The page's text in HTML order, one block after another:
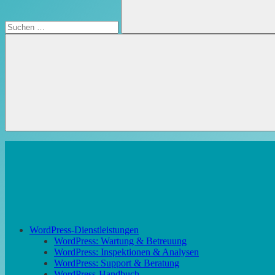
Suchen
WordPress-Dienstleistungen
WordPress: Wartung & Betreuung
WordPress: Inspektionen & Analysen
WordPress: Support & Beratung